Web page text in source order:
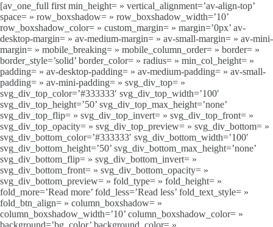
[av_one_full first min_height= » vertical_alignment=’av-align-top’
space= » row_boxshadow= » row_boxshadow_width=’10’
row_boxshadow_color= » custom_margin= » margin=’0px’ av-
desktop-margin= » av-medium-margin= » av-small-margin= » av-mini-
margin= » mobile_breaking= » mobile_column_order= » border= »
border_style=’solid’ border_color= » radius= » min_col_height= »
padding= » av-desktop-padding= » av-medium-padding= » av-small-
padding= » av-mini-padding= » svg_div_top= »
svg_div_top_color=’#333333′ svg_div_top_width=’100′
svg_div_top_height=’50’ svg_div_top_max_height=’none’
svg_div_top_flip= » svg_div_top_invert= » svg_div_top_front= »
svg_div_top_opacity= » svg_div_top_preview= » svg_div_bottom= »
svg_div_bottom_color=’#333333′ svg_div_bottom_width=’100′
svg_div_bottom_height=’50’ svg_div_bottom_max_height=’none’
svg_div_bottom_flip= » svg_div_bottom_invert= »
svg_div_bottom_front= » svg_div_bottom_opacity= »
svg_div_bottom_preview= » fold_type= » fold_height= »
fold_more=’Read more’ fold_less=’Read less’ fold_text_style= »
fold_btn_align= » column_boxshadow= »
column_boxshadow_width=’10’ column_boxshadow_color= »